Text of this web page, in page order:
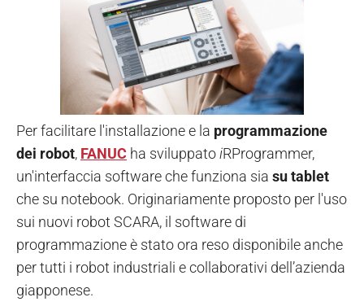
Per facilitare l'installazione e la programmazione
dei robot, FANUC ha sviluppatoiRProgrammer,
un'interfaccia software che funziona sia su tablet
che su notebook. Originariamente proposto per l'uso
sui nuovi robot SCARA, il software di
programmazione è stato ora reso disponibile anche
per tutti i robot industriali e collaborativi dell’azienda
giapponese.